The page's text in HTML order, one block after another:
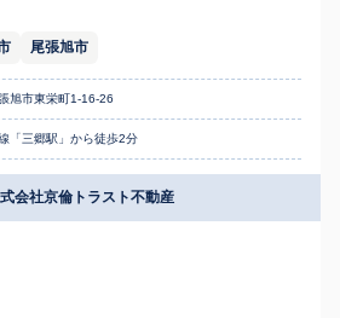
尾張旭市
旭市東栄町1-16-26
「三郷駅」から徒歩2分
会社京倫トラスト不動産